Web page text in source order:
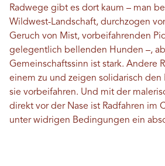
Radwege gibt es dort kaum – man
Wildwest-Landschaft, durchzogen
Geruch von Mist, vorbeifahrenden
gelegentlich bellenden Hunden –,
Gemeinschaftssinn ist stark. Andere
einem zu und zeigen solidarisch
sie vorbeifahren. Und mit der
direkt vor der Nase ist Radfahren im
unter widrigen Bedingungen ein